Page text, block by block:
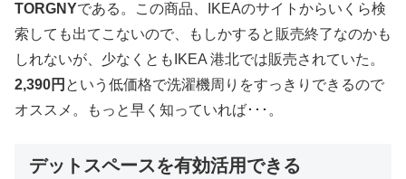
TORGNYである。この商品、IKEAのサイトからいくら検
索しても出てこないので、もしかすると販売終了なのかも
しれないが、少なくともIKEA 港北では販売されていた。
2,390円 という低価格で洗濯機周りをすっきりできるので
オススメ。もっと早く知っていれば･･･。
デットスペースを有効活用できる